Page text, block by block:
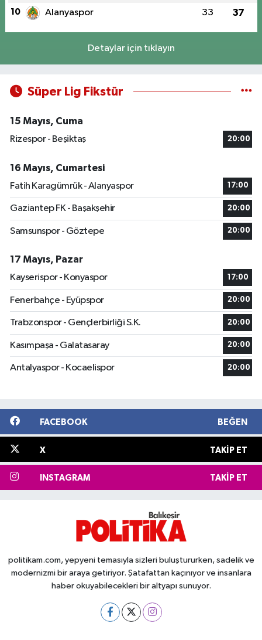
10 Alanyaspor 33 37
Detaylar için tıklayın
Süper Lig Fikstür
15 Mayıs, Cuma
Rizespor - Beşiktaş
20:00
16 Mayıs, Cumartesi
Fatih Karagümrük - Alanyaspor
17:00
Gaziantep FK - Başakşehir 20:00
Samsunspor - Göztepe 20:00
17 Mayıs, Pazar
Kayserispor - Konyaspor
17:00
Fenerbahçe - Eyüpspor 20:00
Trabzonspor - Gençlerbirliği S.K. 20:00
Kasımpaşa - Galatasaray 20:00
Antalyaspor - Kocaelispor 20:00
FACEBOOK BEĞEN
X TAKIP ET
INSTAGRAM TAKIP ET
politikam.com, yepyeni temasıyla sizleri buluştururken, sadelik ve
modernizmi bir araya getiriyor. Şatafattan kaçınıyor ve insanlara
haber okuyabilecekleri bir altyapı sunuyor.